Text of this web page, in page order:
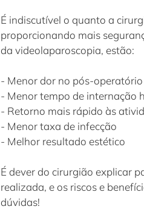
É indiscutível o quanto a
proporcionando mais
da videolaparoscopia, estão:
- Menor dor no pós-operatório
- Menor tempo de internação
- Retorno mais rápido às
- Menor taxa de infecção
- Melhor resultado estético
É dever do cirurgião explicar
realizada, e os riscos e
dúvidas!